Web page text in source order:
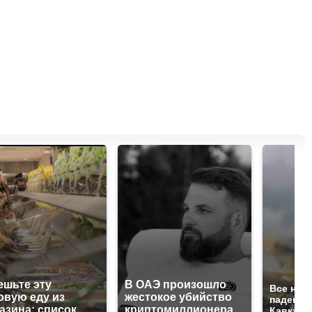
эту
еду из
список
В ОАЭ произошло
жестокое убийство
криптомиллионера
Все